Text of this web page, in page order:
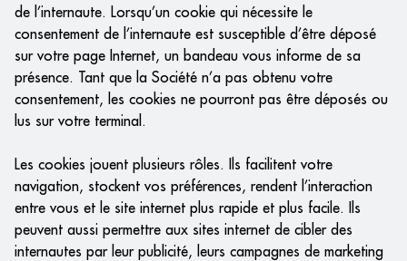
de l’internaute. Lorsqu’un cookie qui nécessite le
consentement de l’internaute est susceptible d’être déposé
sur votre page Internet, un bandeau vous informe de sa
présence. Tant que la Société n’a pas obtenu votre
consentement, les cookies ne pourront pas être déposés ou
lus sur votre terminal.
Les cookies jouent plusieurs rôles. Ils facilitent votre
navigation, stockent vos préférences, rendent l’interaction
entre vous et le site internet plus rapide et plus facile. Ils
peuvent aussi permettre aux sites internet de cibler des
internautes par leur publicité, leurs campagnes de marketing